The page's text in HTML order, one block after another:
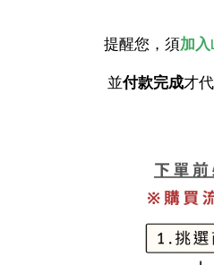
提醒您，須加入
並付款完成才